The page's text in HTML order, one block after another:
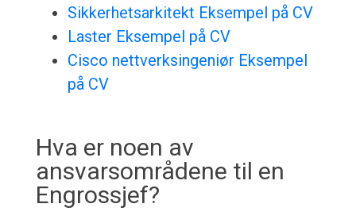
Sikkerhetsarkitekt Eksempel på CV
Laster Eksempel på CV
Cisco nettverksingeniør Eksempel
på CV
Hva er noen av
ansvarsområdene til en
Engrossjef?